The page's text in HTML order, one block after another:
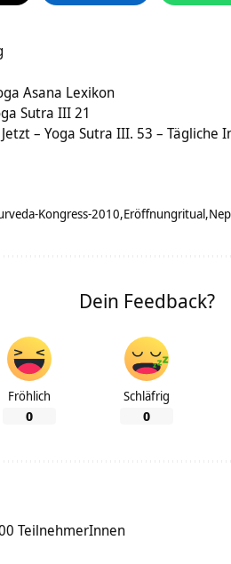
Asana Lexikon
Sutra III 21
– Yoga Sutra III. 53 – Tägliche
Kongress-2010 Eröffnungritual
Dein Feedback?
Fröhlich
0
Schläfrig
0
TeilnehmerInnen